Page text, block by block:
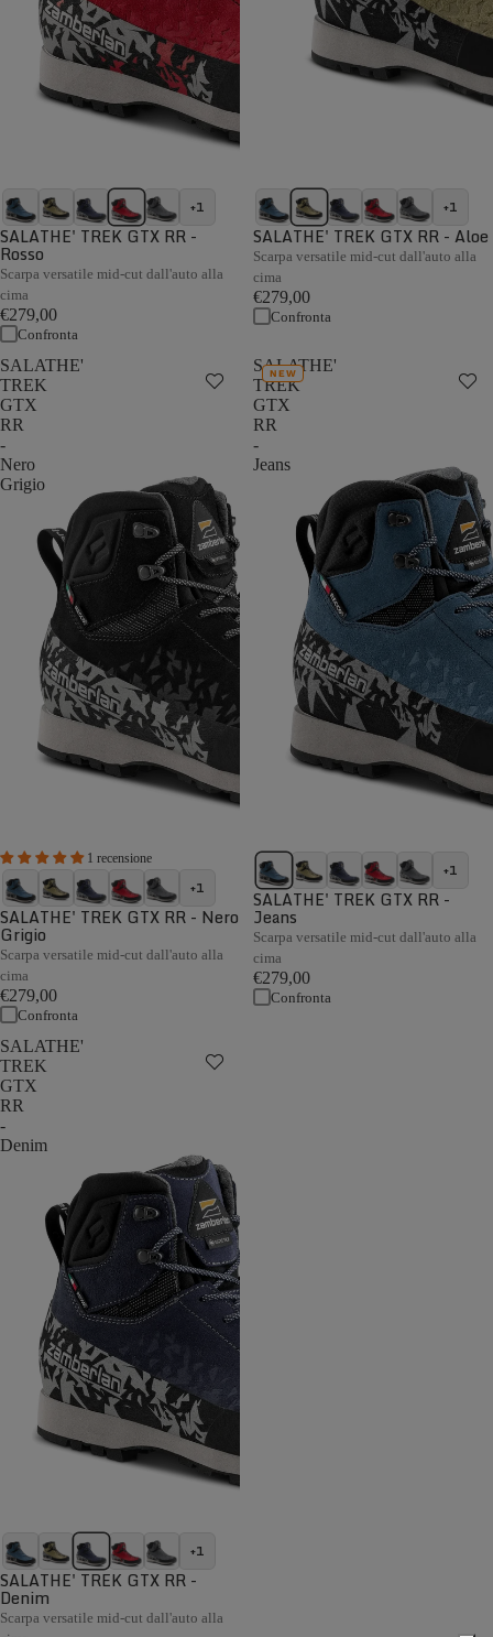
+1
SALATHE' TREK GTX RR -
Rosso
Scarpa versatile mid-cut dall'auto alla
cima
€279,00
Confronta
+1
SALATHE' TREK GTX RR - Aloe
Scarpa versatile mid-cut dall'auto alla
cima
€279,00
Confronta
SALATHE'
TREK
GTX
RR
-
Nero
Grigio
1 recensione
+1
SALATHE' TREK GTX RR - Nero
Grigio
Scarpa versatile mid-cut dall'auto alla
cima
€279,00
Confronta
SALATHE'
TREK
GTX
RR
-
Jeans
NEW
+1
SALATHE' TREK GTX RR -
Jeans
Scarpa versatile mid-cut dall'auto alla
cima
€279,00
Confronta
SALATHE'
TREK
GTX
RR
-
Denim
+1
SALATHE' TREK GTX RR -
Denim
Scarpa versatile mid-cut dall'auto alla